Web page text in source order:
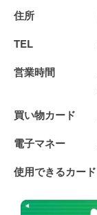
住所
TEL
営業時間
買い物カード
電子マネー
使用できるカード